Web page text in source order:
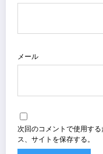
メール
次回のコメントで使用す
ス、サイトを保存する。